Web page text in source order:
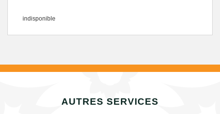
indisponible
AUTRES SERVICES